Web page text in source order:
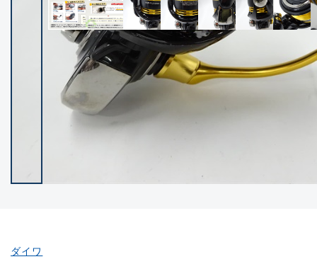
SA(2967)
A(17347)
B+(12333)
(22020)
(38896)
その他
ダイワ